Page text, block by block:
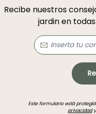
Recibe nuestros
jardin en
Este formulario está
privacidady